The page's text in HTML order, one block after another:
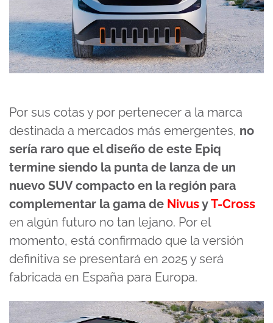
Por sus cotas y por pertenecer a la marca
destinada a mercados más emergentes, no
sería raro que el diseño de este Epiq
termine siendo la punta de lanza de un
nuevo SUV compacto en la región para
complementar la gama de NivusyT-Cross
en algún futuro no tan lejano. Por el
momento, está confirmado que la versión
definitiva se presentará en 2025 y será
fabricada en España para Europa.